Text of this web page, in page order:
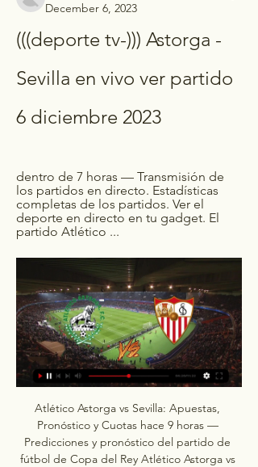
December 6, 2023
(((deporte tv-))) Astorga -
Sevilla en vivo ver partido
6 diciembre 2023
dentro de 7 horas — Transmisión de
los partidos en directo. Estadísticas
completas de los partidos. Ver el
deporte en directo en tu gadget. El
partido Atlético ...
Atlético Astorga vs Sevilla: Apuestas,
Pronóstico y Cuotas hace 9 horas —
Predicciones y pronóstico del partido de
fútbol de Copa del Rey Atlético Astorga vs